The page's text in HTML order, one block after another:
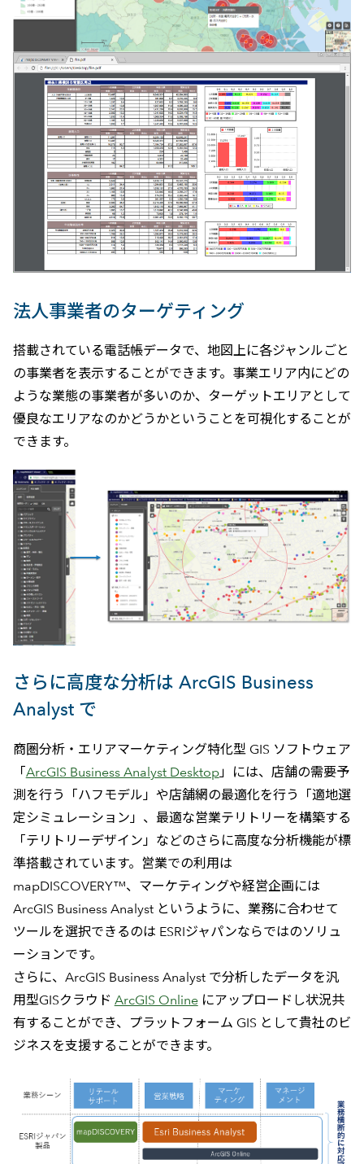
法人事業者のターゲティング
搭載されている電話帳データで、地図上に各ジャンルごと
の事業者を表示することができます。事業エリア内にどの
ような業態の事業者が多いのか、ターゲットエリアとして
優良なエリアなのかどうかということを可視化することが
できます。
さらに高度な分析は ArcGIS Business
Analyst で
商圏分析・エリアマーケティング特化型 GIS ソフトウェア
「 ArcGIS Business Analyst Desktop」には、店舗の需要予
測を行う「ハフモデル」や店舗網の最適化を行う「適地選
定シミュレーション」、最適な営業テリトリーを構築する
「テリトリーデザイン」などのさらに高度な分析機能が標
準搭載されています。営業での利用は
mapDISCOVERY™、マーケティングや経営企画には
ArcGIS Business Analyst というように、業務に合わせて
ツールを選択できるのは ESRIジャパンならではのソリュ
ーションです。
さらに、ArcGIS Business Analyst で分析したデータを汎
用型GISクラウド ArcGIS Onlineにアップロードし状況共
有することができ、プラットフォーム GIS として貴社のビ
ジネスを支援することができます。